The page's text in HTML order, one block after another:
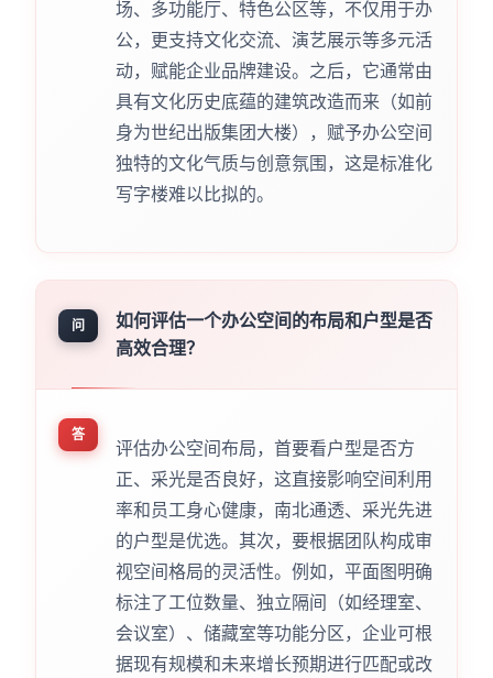
场、多功能厅、特色公区等，不仅用于办
公，更支持文化交流、演艺展示等多元活
动，赋能企业品牌建设。之后，它通常由
具有文化历史底蕴的建筑改造而来（如前
身为世纪出版集团大楼），赋予办公空间
独特的文化气质与创意氛围，这是标准化
写字楼难以比拟的。
问
如何评估一个办公空间的布局和户型是否
高效合理？
答
评估办公空间布局，首要看户型是否方
正、采光是否良好，这直接影响空间利用
率和员工身心健康，南北通透、采光先进
的户型是优选。其次，要根据团队构成审
视空间格局的灵活性。例如，平面图明确
标注了工位数量、独立隔间（如经理室、
会议室）、储藏室等功能分区，企业可根
据现有规模和未来增长预期进行匹配或改